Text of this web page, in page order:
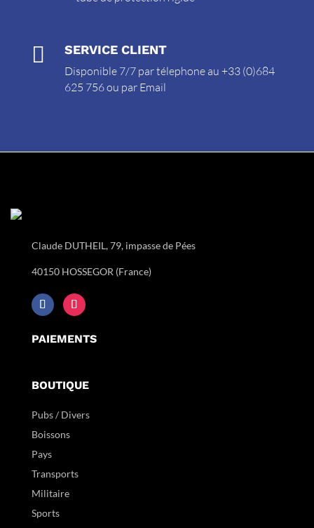
 SERVICE CLIENT
Disponible 7/7 par télephone au +33 (0)684
625 756 ou par Email
Claude DUTHEIL, 79, impasse de Pées
40150 HOSSEGOR (France)
PAIEMENTS
BOUTIQUE
Pubs / Divers
Boissons
Pays
Transports
Militaire
Sports